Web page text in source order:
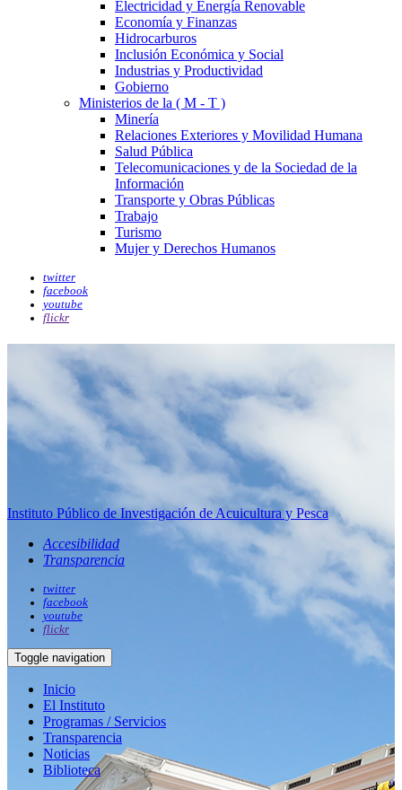
Electricidad y Energía Renovable
Economía y Finanzas
Hidrocarburos
Inclusión Económica y Social
Industrias y Productividad
Gobierno
Ministerios de la ( M - T )
Minería
Relaciones Exteriores y Movilidad Humana
Salud Pública
Telecomunicaciones y de la Sociedad de la
Información
Transporte y Obras Públicas
Trabajo
Turismo
Mujer y Derechos Humanos
twitter
facebook
youtube
flickr
Instituto Público de Investigación de Acuicultura y Pesca
Accesibilidad
Transparencia
twitter
facebook
youtube
flickr
Toggle navigation
Inicio
El Instituto
Programas / Servicios
Transparencia
Noticias
Biblioteca